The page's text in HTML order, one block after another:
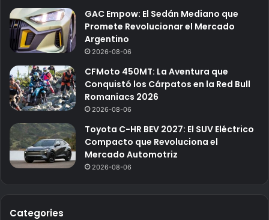
GAC Empow: El Sedán Mediano que
Promete Revolucionar el Mercado
Argentino
2026-08-06
CFMoto 450MT: La Aventura que
Conquistó los Cárpatos en la Red Bull
Romaniacs 2026
2026-08-06
Toyota C-HR BEV 2027: El SUV Eléctrico
Compacto que Revoluciona el
Mercado Automotriz
2026-08-06
Categories